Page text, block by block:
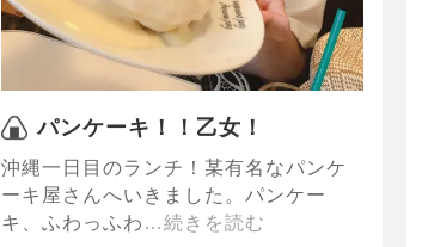
パンケーキ！！乙女！
沖縄一日目のランチ！某有名なパンケ
ーキ屋さんへいきました。パンケー
キ、ふわっふわ …続きを読む